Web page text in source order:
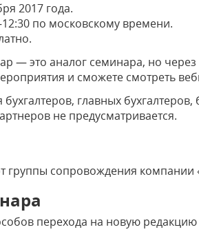
2017 года.
по московскому времени.
— это аналог семинара, но
и сможете смотреть
главных
не предусматривается.
группы сопровождения компании
перехода на новую